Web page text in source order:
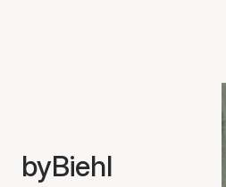
byBiehl